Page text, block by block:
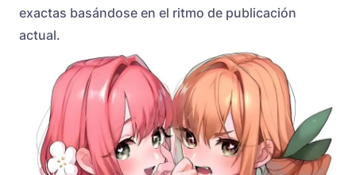
exactas basándose en el ritmo de publicación
actual.